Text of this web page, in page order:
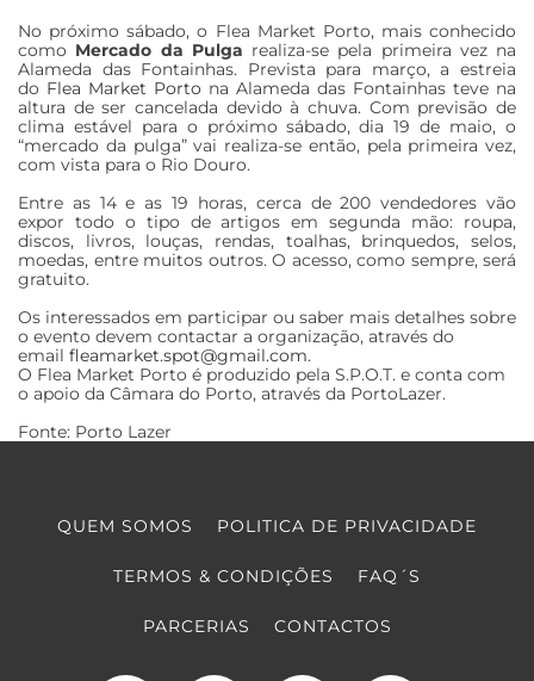
No próximo sábado, o Flea Market Porto, mais conhecido
como Mercado da Pulga realiza-se pela primeira vez na
Alameda das Fontainhas. Prevista para março, a estreia
do Flea Market Porto na Alameda das Fontainhas teve na
altura de ser cancelada devido à chuva. Com previsão de
clima estável para o próximo sábado, dia 19 de maio, o
“mercado da pulga” vai realiza-se então, pela primeira vez,
com vista para o Rio Douro.
Entre as 14 e as 19 horas, cerca de 200 vendedores vão
expor todo o tipo de artigos em segunda mão: roupa,
discos, livros, louças, rendas, toalhas, brinquedos, selos,
moedas, entre muitos outros. O acesso, como sempre, será
gratuito.
Os interessados em participar ou saber mais detalhes sobre
o evento devem contactar a organização, através do
email fleamarket.spot@gmail.com.
O Flea Market Porto é produzido pela S.P.O.T. e conta com
o apoio da Câmara do Porto, através da PortoLazer.
Fonte: Porto Lazer
QUEM SOMOS POLITICA DE PRIVACIDADE
TERMOS & CONDIÇÕES FAQ´S
PARCERIAS CONTACTOS